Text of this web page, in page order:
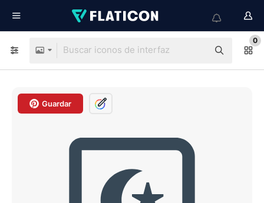
0
Guardar